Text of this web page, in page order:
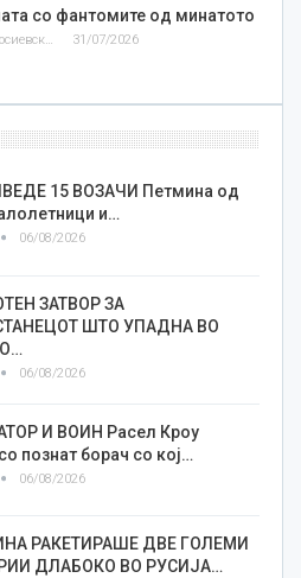
со фантомите од минатото
Златко Теодосиевски 31/07/2026
15 ВОЗАЧИ Петмина од
и…
06/08/2026
ЗАТВОР ЗА
ШТО УПАДНА ВО
06/08/2026
И ВОИН Расел Кроу
познат борач со кој…
06/08/2026
РАКЕТИРАШЕ ДВЕ ГОЛЕМИ
ДЛАБОКО ВО РУСИЈА…